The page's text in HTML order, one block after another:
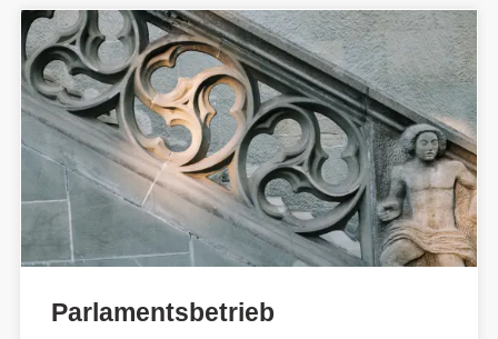
Parlamentsbetrieb